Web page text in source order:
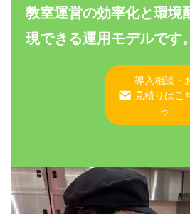
教室運営の効率化と環境
現できる運用モデルです。
導入相談・
見積りはこ
ら